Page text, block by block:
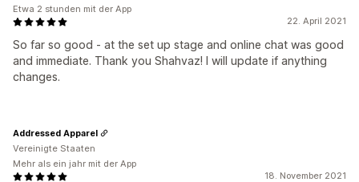
22. April 2021
So far so good - at the set up stage and online chat was good
and immediate. Thank you Shahvaz! I will update if anything
changes.
Etwa 2 stunden mit der App
18. November 2021
Addressed Apparel
Vereinigte Staaten
Mehr als ein jahr mit der App